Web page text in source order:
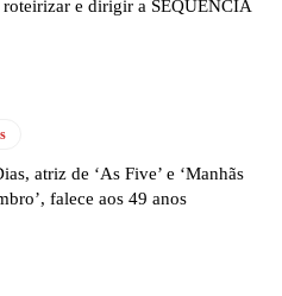
roteirizar e dirigir a SEQUÊNCIA
atriz de ‘As Five’ e ‘Manhãs
falece aos 49 anos